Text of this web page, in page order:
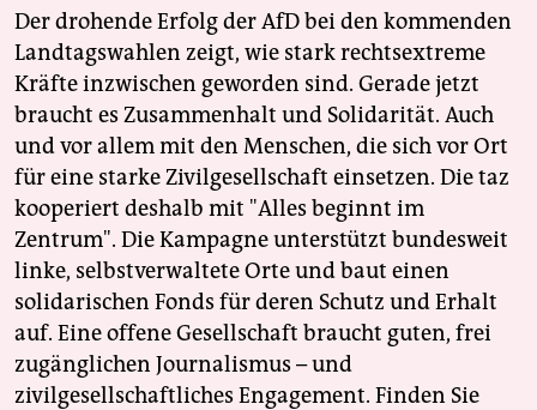
Der drohende Erfolg der AfD bei den kommenden
Landtagswahlen zeigt, wie stark rechtsextreme
Kräfte inzwischen geworden sind. Gerade jetzt
braucht es Zusammenhalt und Solidarität. Auch
und vor allem mit den Menschen, die sich vor Ort
für eine starke Zivilgesellschaft einsetzen. Die taz
kooperiert deshalb mit "Alles beginnt im
Zentrum". Die Kampagne unterstützt bundesweit
linke, selbstverwaltete Orte und baut einen
solidarischen Fonds für deren Schutz und Erhalt
auf. Eine offene Gesellschaft braucht guten, frei
zugänglichen Journalismus – und
zivilgesellschaftliches Engagement. Finden Sie